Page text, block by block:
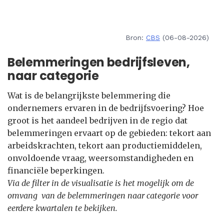
Bron: CBS (06-08-2026)
Belemmeringen bedrijfsleven,
naar categorie
Wat is de belangrijkste belemmering die
ondernemers ervaren in de bedrijfsvoering? Hoe
groot is het aandeel bedrijven in de regio dat
belemmeringen ervaart op de gebieden: tekort aan
arbeidskrachten, tekort aan productiemiddelen,
onvoldoende vraag, weersomstandigheden en
financiële beperkingen.
Via de filter in de visualisatie is het mogelijk om de
omvang van de belemmeringen naar categorie voor
eerdere kwartalen te bekijken.